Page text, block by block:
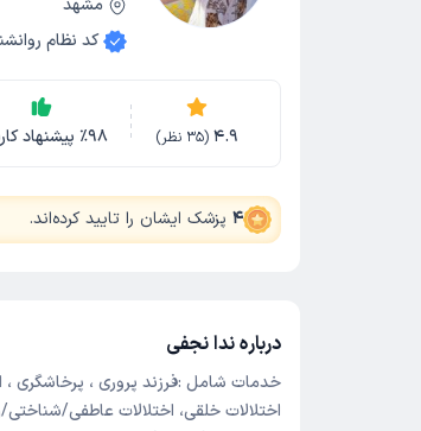
مشهد
کد نظام
4.9
(
35 نظر) ٪98 پیشنهاد
4 پزشک ایشان را تایید کرده‌اند.
درباره ندا نجفی
خدمات شامل :فرزند پروری ، پرخاشگری ،
اختلالات خلقی، اختلالات عاطفی/